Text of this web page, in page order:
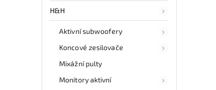
H&H
Aktivní subwoofery
Koncové zesilovače
Mixážní pulty
Monitory aktivní